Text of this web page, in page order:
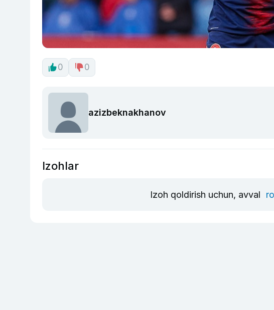
0 0
azizbeknakhanov
Izohlar
Izoh qoldirish uchun, avval